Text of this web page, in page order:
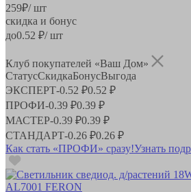
259₽/ шт
скидка и бонус
до0.52 ₽/ шт
Клуб покупателей «Ваш Дом»
СтатусСкидкаБонусВыгода
ЭКСПЕРТ-0.52 ₽0.52 ₽
ПРОФИ-0.39 ₽0.39 ₽
МАСТЕР-0.39 ₽0.39 ₽
СТАНДАРТ-0.26 ₽0.26 ₽
Как стать «ПРОФИ» сразу!Узнать